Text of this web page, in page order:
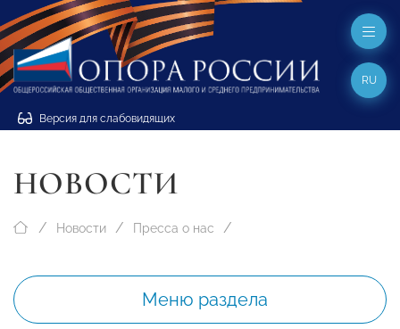
Версия для слабовидящих
RU
НОВОСТИ
Новости Пресса о нас
Меню раздела